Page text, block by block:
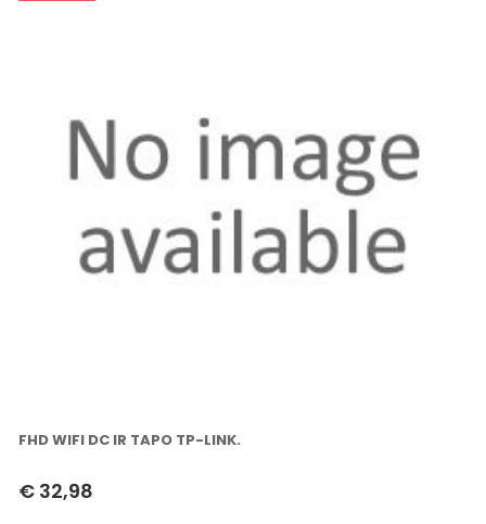
FHD WIFI DC IR TAPO TP-LINK.
€ 32,98